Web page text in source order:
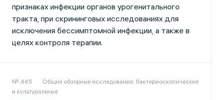
признаках инфекции органов урогенитального
тракта, при скрининговых исследованиях для
исключения бессимптомной инфекции, а также в
целях контроля терапии.
№ 445
Общие обзорные исследования: бактериоскопические
и культуральные